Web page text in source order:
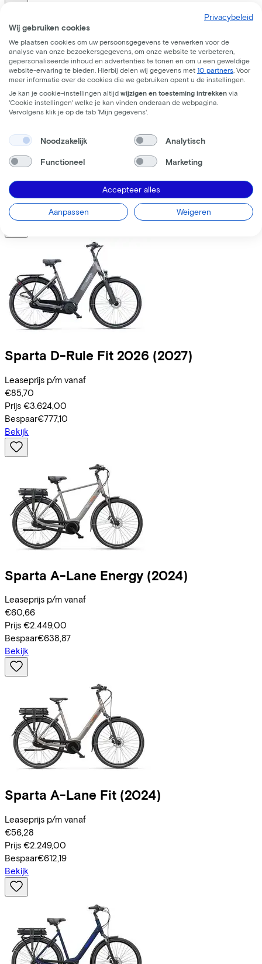
Sparta d-Rule Ultra (2024)
Leaseprijs p/m vanaf
Prijs
Bespaar€878,00
Bekijk
Sparta D-Rule Fit 2026 (2027)
Leaseprijs p/m vanaf
€85,70
Prijs €3.624,00
Bespaar€777,10
Bekijk
Sparta A-Lane Energy (2024)
Leaseprijs p/m vanaf
€60,66
Prijs €2.449,00
Bespaar€638,87
Bekijk
Sparta A-Lane Fit (2024)
Leaseprijs p/m vanaf
€56,28
Prijs €2.249,00
Bespaar€612,19
Bekijk
Privacybeleid
Wij gebruiken cookies
We plaatsen cookies om uw persoonsgegevens te verwerken voor de
analyse van onze bezoekersgegevens, om onze website te verbeteren,
gepersonaliseerde inhoud en advertenties te tonen en om u een geweldige
website-ervaring te bieden. Hierbij delen wij gegevens met 10 partners . Voor
meer informatie over de cookies die we gebruiken opent u de instellingen.
Je kan je cookie-instellingen altijd wijzigen en toesteming intrekken via
'Cookie instellingen' welke je kan vinden onderaan de webpagina.
Vervolgens klik je op de tab ‘Mijn gegevens'.
Noodzakelijk Analytisch
Functioneel Marketing
Accepteer alles
Aanpassen Weigeren